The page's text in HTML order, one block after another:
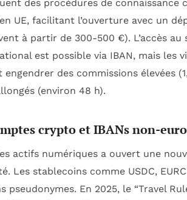
des procédures de connaissance
UE, facilitant l’ouverture avec un
à partir de 300-500 €). L’accès au
est possible via IBAN, mais les
engendrer des commissions élevées
(environ 48 h).
crypto et IBANs non-
actifs numériques a ouvert une
Les stablecoins comme USDC,
pseudonymes. En 2025, le “Travel